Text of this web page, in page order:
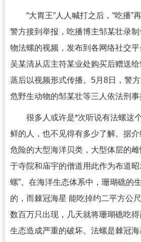
“大胃王”人人喊打之后，“吃播”
警方接到举报，吃播博主邹某壮录
物法螺的视频，发布到各网络社交
吴某清从店主符某业处购买后赠送
蒸后以视频形式传播。5月8日，警
危野生动物的邹某壮等三人依法刑事
很多人或许是*次听说有法螺这
鲜的人，也不见得有多少了解。据
危险的大型海洋贝类，大型体层的
于寺院和庙宇的僧道用此作为布道
螺”。在海洋生态体系中，珊瑚礁的
的，而棘冠海星 能吃掉约二平方公
数百万只出现，几天就将珊瑚礁吃
生态造成严重的破坏。法螺是棘冠